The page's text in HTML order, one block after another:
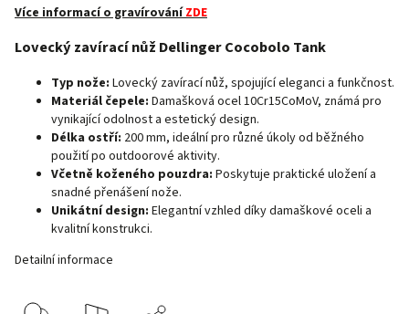
Více informací o gravírováníZDE
Lovecký zavírací nůž Dellinger Cocobolo Tank
Typ nože: Lovecký zavírací nůž, spojující eleganci a funkčnost.
Materiál čepele: Damašková ocel 10Cr15CoMoV, známá pro
vynikající odolnost a estetický design.
Délka ostří: 200 mm, ideální pro různé úkoly od běžného
použití po outdoorové aktivity.
Včetně koženého pouzdra: Poskytuje praktické uložení a
snadné přenášení nože.
Unikátní design: Elegantní vzhled díky damaškové oceli a
kvalitní konstrukci.
Detailní informace